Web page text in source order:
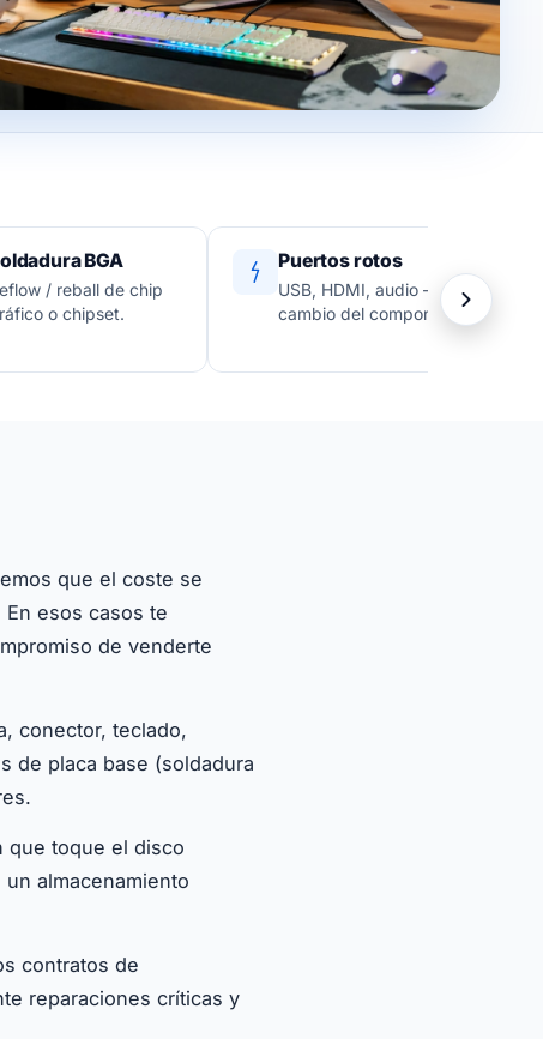
BGA
/ reball de chip
o chipset.
Puertos rotos
USB, HDMI, audio —
cambio del componente.
que el coste se
esos casos te
de venderte
conector, teclado,
de placa base (soldadura
que toque el disco
almacenamiento
contratos de
reparaciones críticas y